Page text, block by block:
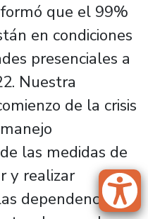
que el 99%
en condiciones
presenciales a
Nuestra
de la crisis
las medidas de
y realizar
dependencias